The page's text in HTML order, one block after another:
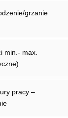
grzanie
min.- max.
pracy –